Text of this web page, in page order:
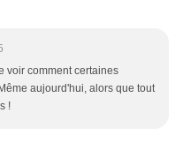
voir comment certaines
aujourd'hui, alors que tout
!